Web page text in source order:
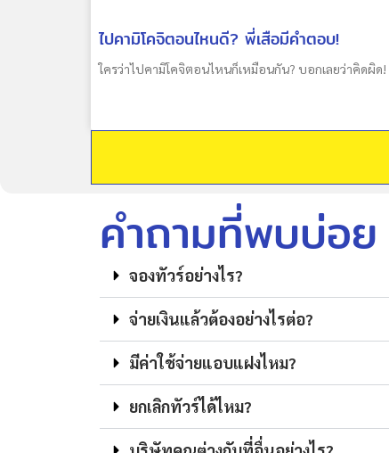
ไปคามิโคจิตอนไหนดี? พี่เสือมีคำตอบ!
ใครว่าไปคามิโคจิตอนไหนก็เหมือนกัน? บอกเลยว่าคิดผิด!
คำถามที่พบบ่อย
จองทัวร์อย่างไร?
จ่ายเงินแล้วต้องอย่างไรต่อ?
มีค่าใช้จ่ายแอบแฝงไหม?
ยกเลิกทัวร์ได้ไหม?